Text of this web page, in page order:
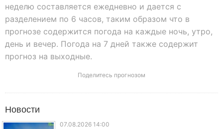
неделю составляется ежедневно и дается с
разделением по 6 часов, таким образом что в
прогнозе содержится погода на каждые ночь, утро,
день и вечер. Погода на 7 дней также содержит
прогноз на выходные.
Поделитесь прогнозом
Новости
07.08.2026 14:00